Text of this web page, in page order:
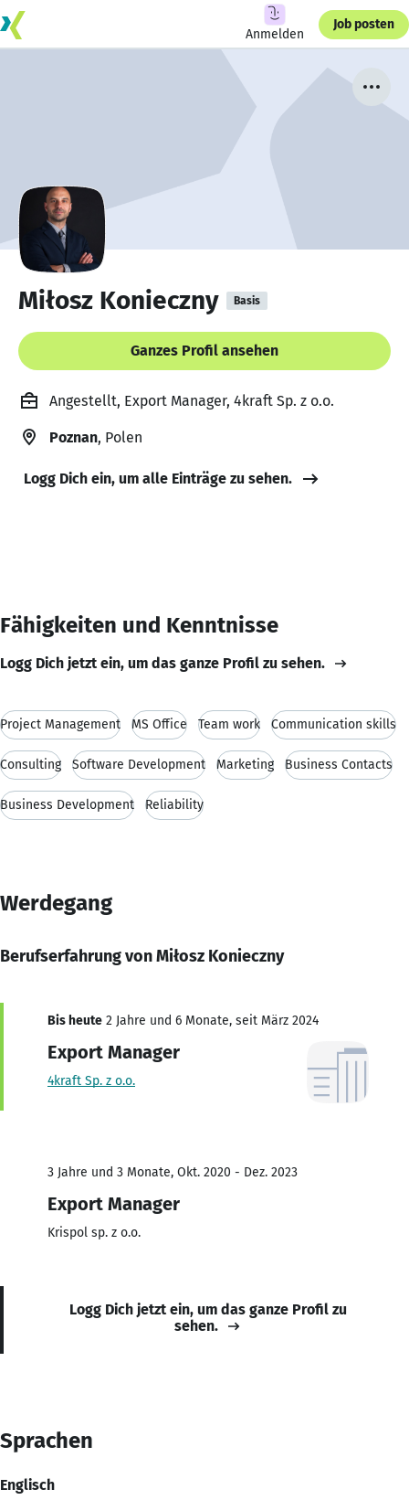
Anmelden
Job posten
Miłosz Konieczny Basis
Ganzes Profil ansehen
Angestellt, Export Manager, 4kraft Sp. z o.o.
Poznan, Polen
Logg Dich ein, um alle Einträge zu sehen.
Fähigkeiten und Kenntnisse
Logg Dich jetzt ein, um das ganze Profil zu sehen.
Project Management MS Office Team work Communication skills
Consulting Software Development Marketing Business Contacts
Business Development Reliability
Werdegang
Berufserfahrung von Miłosz Konieczny
Bis heute 2 Jahre und 6 Monate, seit März 2024
Export Manager
4kraft Sp. z o.o.
3 Jahre und 3 Monate, Okt. 2020 - Dez. 2023
Export Manager
Krispol sp. z o.o.
Logg Dich jetzt ein, um das ganze Profil zu
sehen.
Sprachen
Englisch